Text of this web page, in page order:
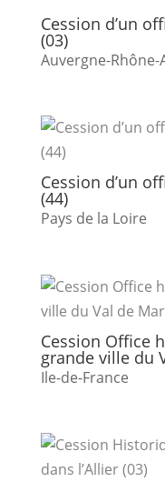
Cession d’un
(03)
Auvergne-Rhône-
Cession d’un
(44)
Pays de la Loire
Cession Office
grande ville du
Ile-de-France